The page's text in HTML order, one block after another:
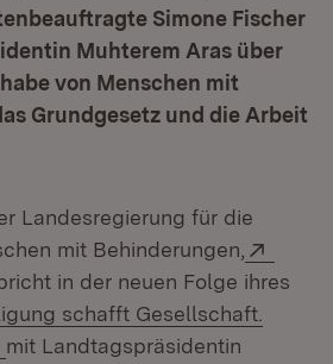
Simone Fischer
Muhterem Aras über
von Menschen mit
Grundgesetz und die Arbeit
Landesregierung für die
mit Behinderungen,
in neuem Fenster)
in der neuen Folge ihres
schafft Gesellschaft.
(Öffnet in neuem Fenster)
mit Landtagspräsidentin